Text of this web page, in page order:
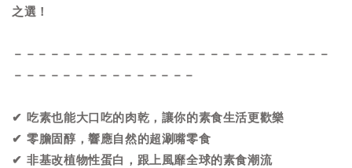
之選！
－－－－－－－－－－－－－－－－－－－－－－－－－－
－－－－－－－－－－－－－－－
✔ 吃素也能大口吃的肉乾，讓你的素食生活更歡樂
✔ 零膽固醇，響應自然的超涮嘴零食
✔ 非基改植物性蛋白，跟上風靡全球的素食潮流